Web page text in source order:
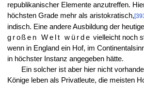
republikanischer Elemente anzutreffen.
höchsten Grade mehr als aristokratisch,
indisch. Eine andere Ausbildung der
großen Welt würde vielleicht noch
wenn in England ein Hof, im
in höchster Instanz angegeben hätte.
Ein solcher ist aber hier nicht
Könige leben als Privatleute, die meisten